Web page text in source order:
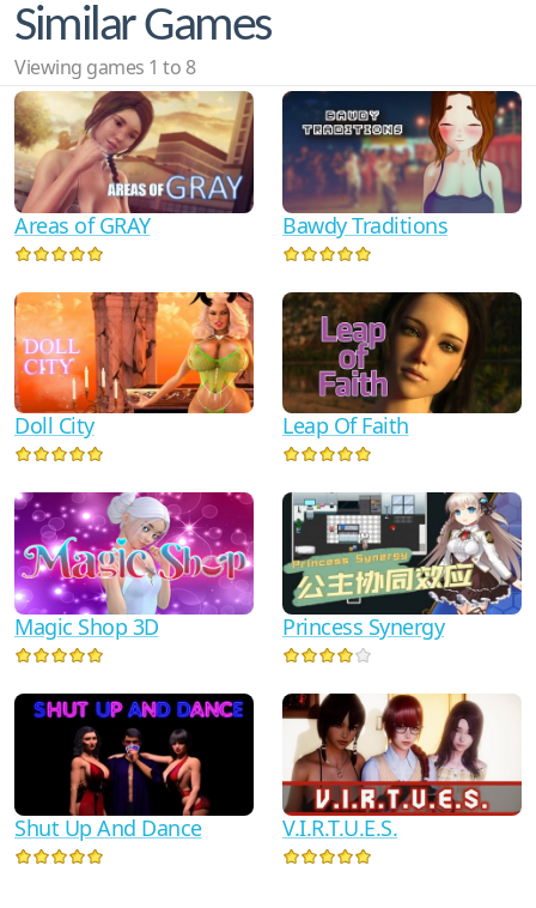
Similar Games
Viewing games 1 to 8
Areas of GRAY Bawdy Traditions
Doll City Leap Of Faith
Magic Shop 3D Princess Synergy
Shut Up And Dance V.I.R.T.U.E.S.